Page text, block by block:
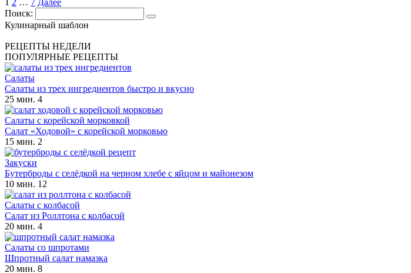
Поиск:
Кулинарный шаблон
РЕЦЕПТЫ НЕДЕЛИ
ПОПУЛЯРНЫЕ РЕЦЕПТЫ
Салаты
Салаты из трех ингредиентов быстро и вкусно
25 мин. 4
Салаты с корейской морковкой
Салат «Ходовой» с корейской морковью
15 мин. 2
Закуски
Бутерброды с селёдкой на черном хлебе с яйцом и майонезом
10 мин. 12
Салаты с колбасой
Салат из Роллтона с колбасой
20 мин. 4
Салаты со шпротами
Шпротный салат намазка
20 мин. 8